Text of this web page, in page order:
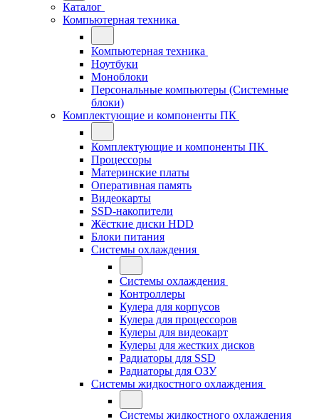
Каталог
Компьютерная техника
Компьютерная техника
Ноутбуки
Моноблоки
Персональные компьютеры (Системные
блоки)
Комплектующие и компоненты ПК
Комплектующие и компоненты ПК
Процессоры
Материнские платы
Оперативная память
Видеокарты
SSD-накопители
Жёсткие диски HDD
Блоки питания
Системы охлаждения
Системы охлаждения
Контроллеры
Кулера для корпусов
Кулера для процессоров
Кулеры для видеокарт
Кулеры для жестких дисков
Радиаторы для SSD
Радиаторы для ОЗУ
Системы жидкостного охлаждения
Системы жидкостного охлаждения